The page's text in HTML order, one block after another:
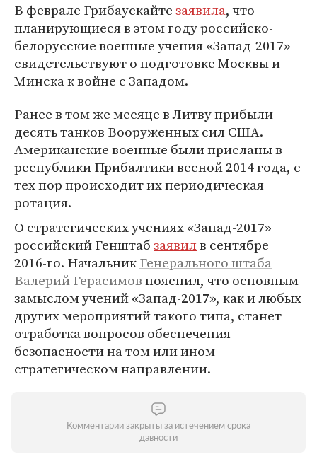
В феврале Грибаускайтезаявила, что
планирующиеся в этом году российско-
белорусские военные учения «Запад-2017»
свидетельствуют о подготовке Москвы и
Минска к войне с Западом.
Ранее в том же месяце в Литву прибыли
десять танков Вооруженных сил США.
Американские военные были присланы в
республики Прибалтики весной 2014 года, с
тех пор происходит их периодическая
ротация.
О стратегических учениях «Запад-2017»
российский Генштабзаявилв сентябре
2016-го. НачальникГенерального штаба
Валерий Герасимовпояснил, что основным
замыслом учений «Запад-2017», как и любых
других мероприятий такого типа, станет
отработка вопросов обеспечения
безопасности на том или ином
стратегическом направлении.
Комментарии закрыты за истечением срока
давности